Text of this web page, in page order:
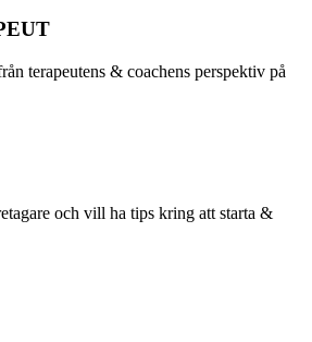
terapeutens & coachens perspektiv på
och vill ha tips kring att starta &